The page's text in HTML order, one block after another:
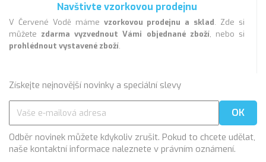
Navštivte vzorkovou prodejnu
V Červené Vodě máme vzorkovou prodejnu a sklad. Zde si
můžete zdarma vyzvednout Vámi objednané zboží, nebo si
prohlédnout vystavené zboží.
Získejte nejnovější novinky a speciální slevy
Odběr novinek můžete kdykoliv zrušit. Pokud to chcete udělat,
naše kontaktní informace naleznete v právním oznámení.